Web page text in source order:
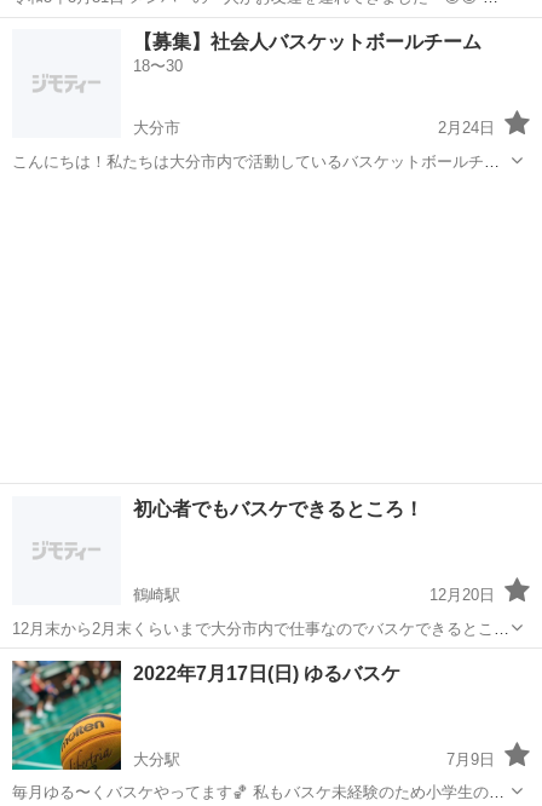
心者ですー。って言ってたのに、めちゃくちゃ上手いやん🤣🤣何事
や！！ってなりました笑笑 オールコートとハーフコートでの試合もし
ました(*^^*) ちょっとぉ...
豊後大野市 三重町駅 バスケットボール
【募集】社会人バスケットボールチーム
18〜30
大分市
2月24日
こんにちは！私たちは大分市内で活動しているバスケットボールチー
初心者でもバスケできるところ！
鶴崎駅
12月20日
12月末から2月末くらいまで大分市内で仕事なのでバスケできるところ
探してます。 鶴崎？の近くに住む予定です。
大分 大分市 鶴崎駅 バスケットボール
2022年7月17日(日) ゆるバスケ
大分駅
7月9日
毎月ゆる〜くバスケやってます🏀 私もバスケ未経験のため小学生の体